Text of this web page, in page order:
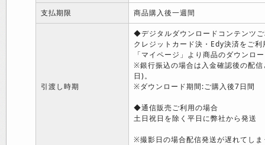
支払期限 商品購入後一週間
引渡し時期
◆デジタルダウンロードコンテンツ
クレジットカード決・Edy決済をご
「マイページ」より商品のダウンロ
※銀行振込の場合は入金確認後の配
日)。
※ダウンロード期間:ご購入後7日間
◆通信販売ご利用の場合
土日祝日を除く平日に弊社から発送
※撮影日の場合配信発送が遅れてし